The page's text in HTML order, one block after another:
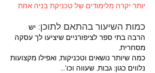
יותר יקרה מלימודים של טכניקת בניה אחת
כמות השיעור בהתאם לתוכן: יש
הרבה בתי ספר לציפורניים שיציעו לך עסקה
מסחרית,
כמה שיותר נושאים וטכניקות, ואפילו מקצועות
נלווים כגון: גבות, שעווה וכו'...